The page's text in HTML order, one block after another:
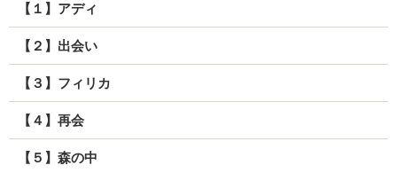
【１】アディ
【２】出会い
【３】フィリカ
【４】再会
【５】森の中